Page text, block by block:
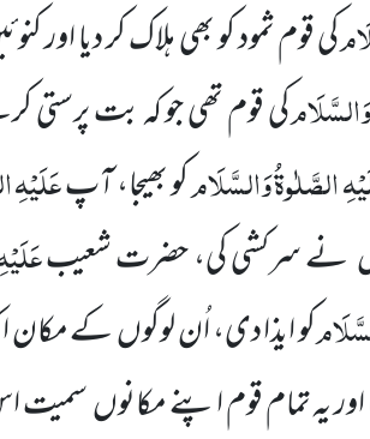
کی قوم ثمود کو بھی ہلاک کر دیا اور
کی قوم تھی جو کہ بت پرستی
الصَّلٰوۃُوَالسَّلَامکو بھیجا، آپعَلَیْہِ
نے سرکشی کی، حضرت شعیب
کو ایذا دی، اُن لوگوں کے
یہ تمام قوم اپنے مکانوں